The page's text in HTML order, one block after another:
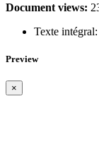
Document views:
Texte intégral:
Preview
×